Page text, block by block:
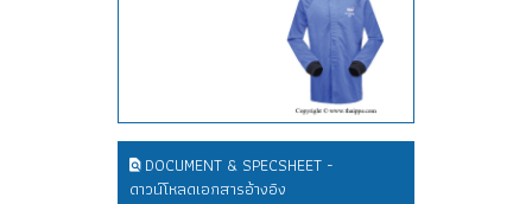
DOCUMENT & SPECSHEET -
ดาวน์โหลดเอกสารอ้างอิง